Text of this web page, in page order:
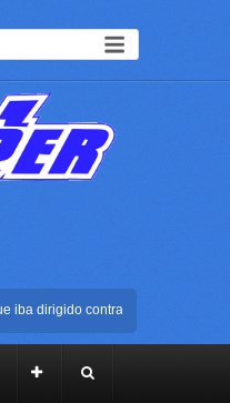
iba dirigido contra Cali durante la
presidencial de Abelardo